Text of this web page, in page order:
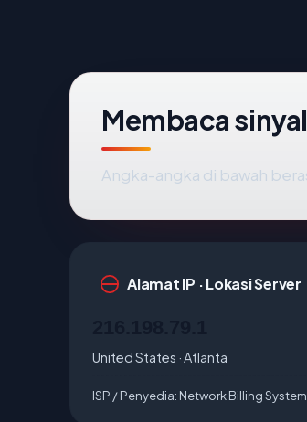
Membaca
Angka-angka di bawah
Alamat IP · Lokasi Server
United States · Atlanta
ISP / Penyedia: Network Billing